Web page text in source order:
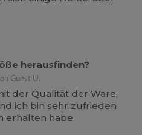
herausfinden?
Guest U.
der Qualität der Ware,
ich bin sehr zufrieden
erhalten habe.